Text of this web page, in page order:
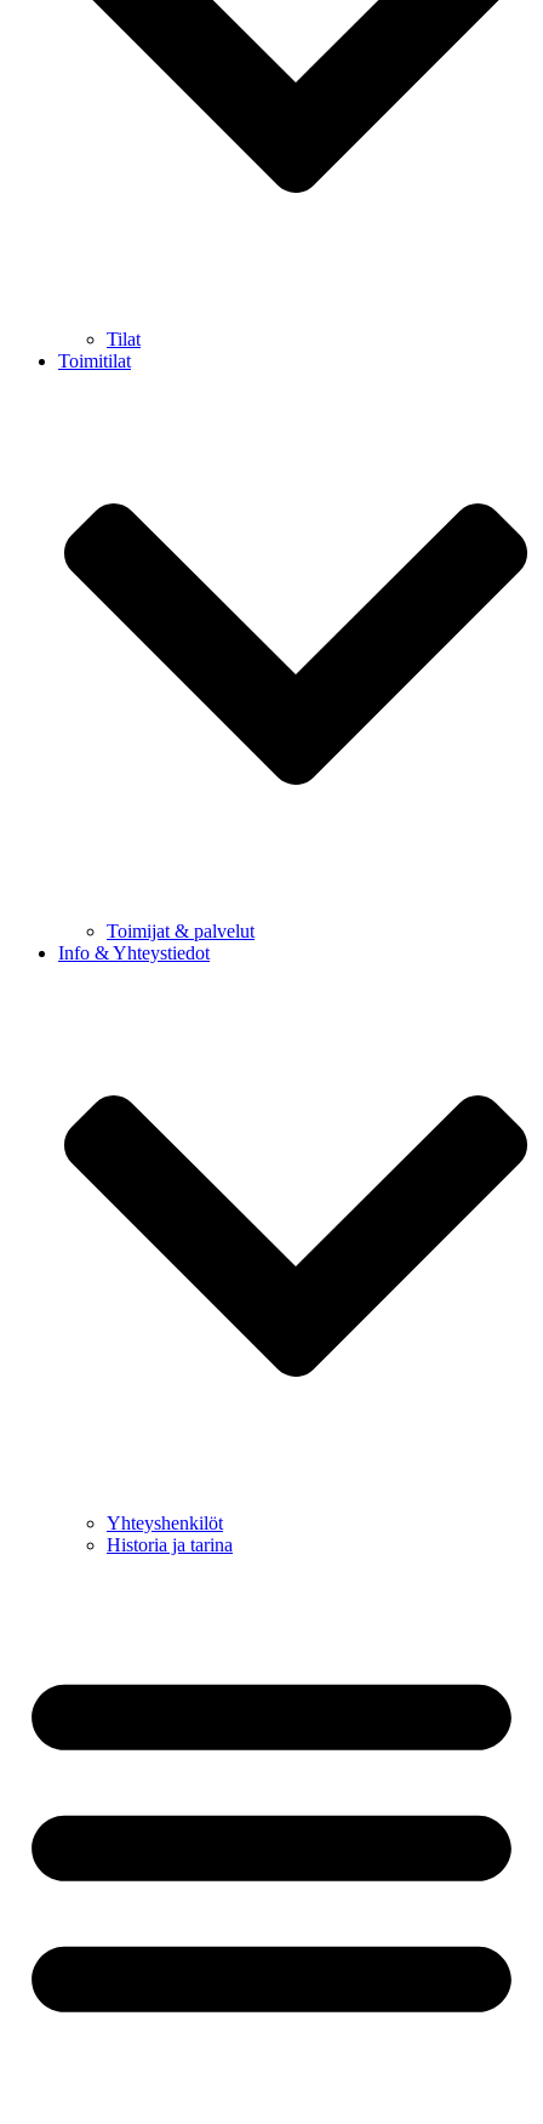
Tilat
Toimitilat
Toimijat & palvelut
Info & Yhteystiedot
Yhteyshenkilöt
Historia ja tarina